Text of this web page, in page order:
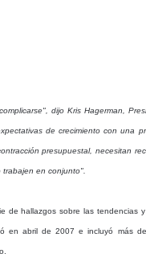
dijo Kris Hagerman,
de crecimiento con una
presupuestal, necesitan
en conjunto".
hallazgos sobre las tendencias
en abril de 2007 e incluyó más